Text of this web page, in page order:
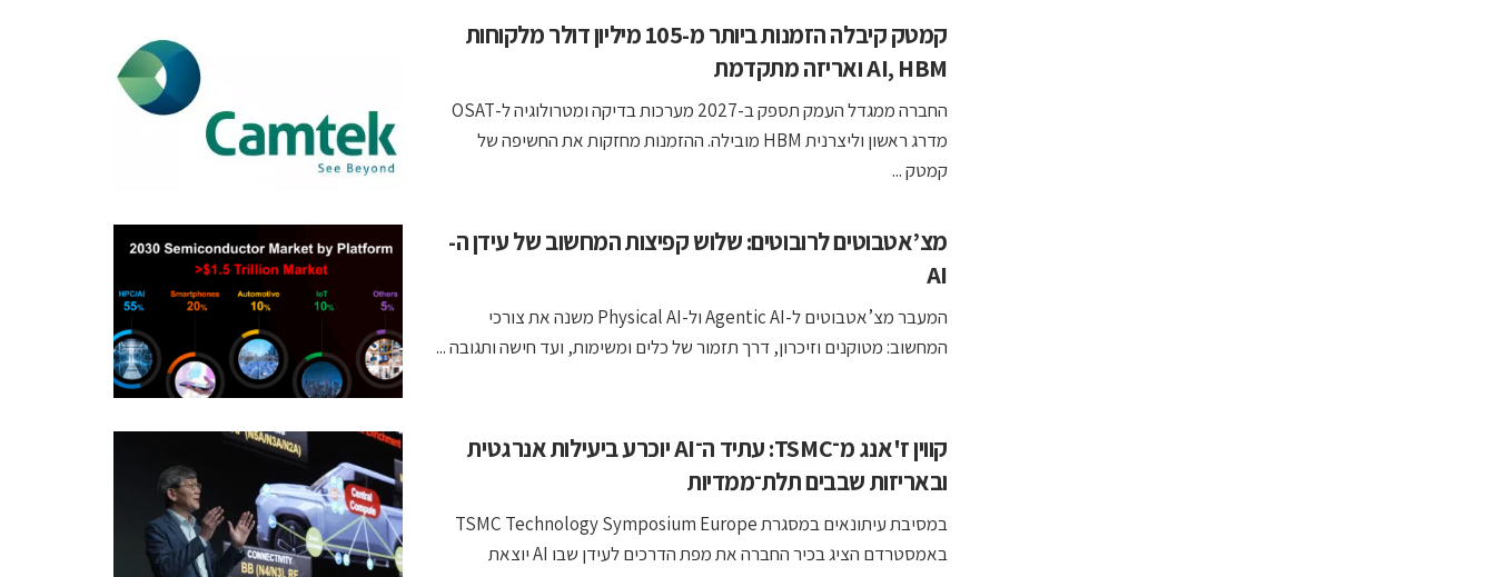
קמטק קיבלה הזמנות ביותר מ-105 מיליון דולר מלקוחות
AI, HBM ואריזה מתקדמת
החברה ממגדל העמק תספק ב-2027 מערכות בדיקה ומטרולוגיה ל-OSAT
מדרג ראשון וליצרנית HBM מובילה. ההזמנות מחזקות את החשיפה של
קמטק ...
מצ’אטבוטים לרובוטים: שלוש קפיצות המחשוב של עידן ה-
AI
המעבר מצ’אטבוטים ל-Agentic AI ול-Physical AI משנה את צורכי
המחשוב: מטוקנים וזיכרון, דרך תזמור של כלים ומשימות, ועד חישה ותגובה ...
קווין ז'אנג מ־TSMC: עתיד ה־AI יוכרע ביעילות אנרגטית
ובאריזות שבבים תלת־ממדיות
במסיבת עיתונאים במסגרת TSMC Technology Symposium Europe
באמסטרדם הציג בכיר החברה את מפת הדרכים לעידן שבו AI יוצאת